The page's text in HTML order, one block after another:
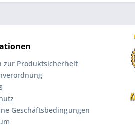
zur Produktsicherheit
Geschäftsbedingungen